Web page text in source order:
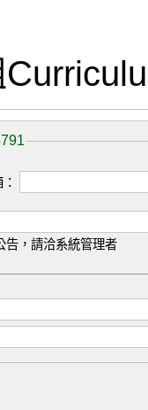
告，請洽系統管理者